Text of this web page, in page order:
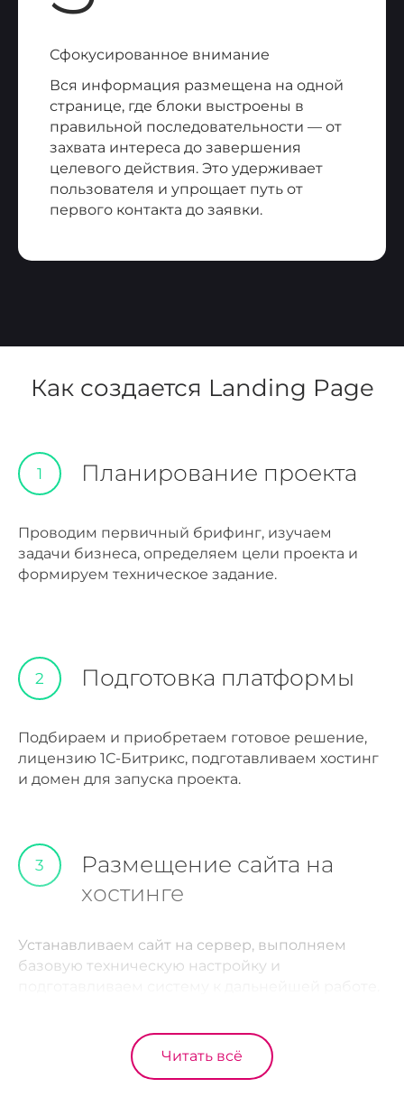
Сфокусированное внимание
Вся информация размещена на одной
странице, где блоки выстроены в
правильной последовательности — от
захвата интереса до завершения
целевого действия. Это удерживает
пользователя и упрощает путь от
первого контакта до заявки.
Как создается Landing Page
1 Планирование проекта
Проводим первичный брифинг, изучаем
задачи бизнеса, определяем цели проекта и
формируем техническое задание.
2 Подготовка платформы
Подбираем и приобретаем готовое решение,
лицензию 1С-Битрикс, подготавливаем хостинг
и домен для запуска проекта.
3
Размещение сайта на
хостинге
Устанавливаем сайт на сервер, выполняем
базовую техническую настройку и
Читать всё